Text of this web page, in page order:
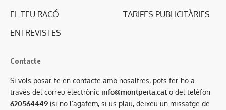
EL TEU RACÓ
ENTREVISTES
TARIFES PUBLICITÀRIES
Contacte
Si vols posar-te en contacte amb nosaltres, pots fer-ho a
través del correu electrònic info@montpeita.cat o del telèfon
620564449 (si no l’agafem, si us plau, deixeu un missatge de